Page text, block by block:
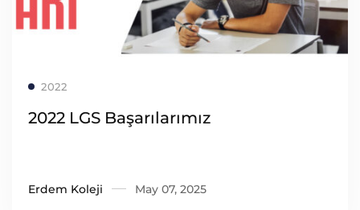
2022
2022 LGS Başarılarımız
Erdem Koleji May 07, 2025